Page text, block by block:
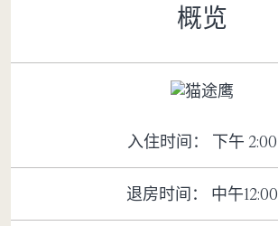
概览
入住时间： 下午 2:00
退房时间： 中午12:00